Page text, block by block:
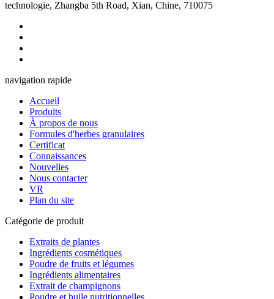
technologie, Zhangba 5th Road, Xian, Chine, 710075
navigation rapide
Accueil
Produits
À propos de nous
Formules d'herbes granulaires
Certificat
Connaissances
Nouvelles
Nous contacter
VR
Plan du site
Catégorie de produit
Extraits de plantes
Ingrédients cosmétiques
Poudre de fruits et légumes
Ingrédients alimentaires
Extrait de champignons
Poudre et huile nutritionnelles